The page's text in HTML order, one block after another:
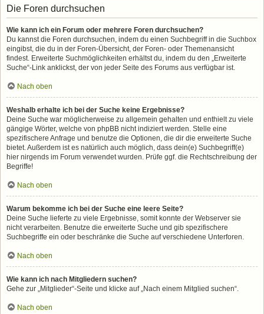
Die Foren durchsuchen
Wie kann ich ein Forum oder mehrere Foren durchsuchen?
Du kannst die Foren durchsuchen, indem du einen Suchbegriff in die Suchbox
eingibst, die du in der Foren-Übersicht, der Foren- oder Themenansicht
findest. Erweiterte Suchmöglichkeiten erhältst du, indem du den „Erweiterte
Suche“-Link anklickst, der von jeder Seite des Forums aus verfügbar ist.
Nach oben
Weshalb erhalte ich bei der Suche keine Ergebnisse?
Deine Suche war möglicherweise zu allgemein gehalten und enthielt zu viele
gängige Wörter, welche von phpBB nicht indiziert werden. Stelle eine
spezifischere Anfrage und benutze die Optionen, die dir die erweiterte Suche
bietet. Außerdem ist es natürlich auch möglich, dass dein(e) Suchbegriff(e)
hier nirgends im Forum verwendet wurden. Prüfe ggf. die Rechtschreibung der
Begriffe!
Nach oben
Warum bekomme ich bei der Suche eine leere Seite?
Deine Suche lieferte zu viele Ergebnisse, somit konnte der Webserver sie
nicht verarbeiten. Benutze die erweiterte Suche und gib spezifischere
Suchbegriffe ein oder beschränke die Suche auf verschiedene Unterforen.
Nach oben
Wie kann ich nach Mitgliedern suchen?
Gehe zur „Mitglieder“-Seite und klicke auf „Nach einem Mitglied suchen“.
Nach oben